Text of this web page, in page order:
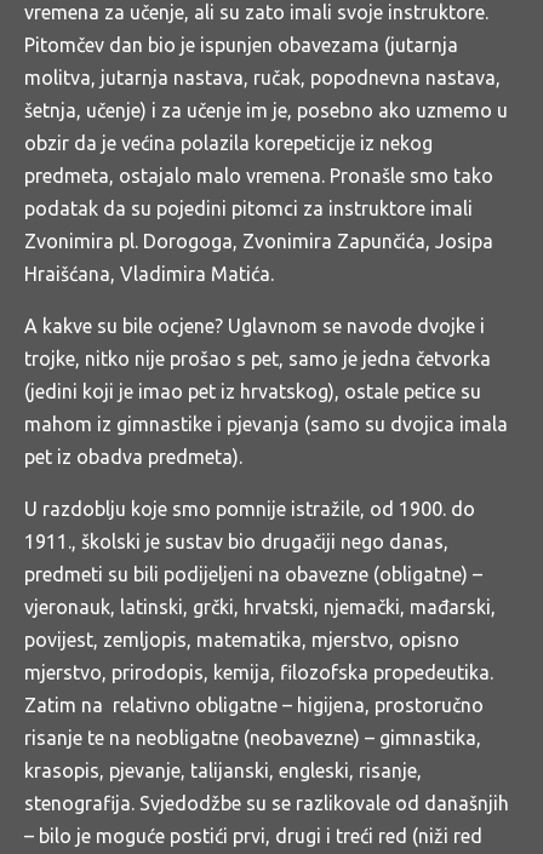
vremena za učenje, ali su zato imali svoje instruktore.
Pitomčev dan bio je ispunjen obavezama (jutarnja
molitva, jutarnja nastava, ručak, popodnevna nastava,
šetnja, učenje) i za učenje im je, posebno ako uzmemo u
obzir da je većina polazila korepeticije iz nekog
predmeta, ostajalo malo vremena. Pronašle smo tako
podatak da su pojedini pitomci za instruktore imali
Zvonimira pl. Dorogoga, Zvonimira Zapunčića, Josipa
Hraišćana, Vladimira Matića.
A kakve su bile ocjene? Uglavnom se navode dvojke i
trojke, nitko nije prošao s pet, samo je jedna četvorka
(jedini koji je imao pet iz hrvatskog), ostale petice su
mahom iz gimnastike i pjevanja (samo su dvojica imala
pet iz obadva predmeta).
U razdoblju koje smo pomnije istražile, od 1900. do
1911., školski je sustav bio drugačiji nego danas,
predmeti su bili podijeljeni na obavezne (obligatne) –
vjeronauk, latinski, grčki, hrvatski, njemački, mađarski,
povijest, zemljopis, matematika, mjerstvo, opisno
mjerstvo, prirodopis, kemija, filozofska propedeutika.
Zatim na relativno obligatne – higijena, prostoručno
risanje te na neobligatne (neobavezne) – gimnastika,
krasopis, pjevanje, talijanski, engleski, risanje,
stenografija. Svjedodžbe su se razlikovale od današnjih
– bilo je moguće postići prvi, drugi i treći red (niži red